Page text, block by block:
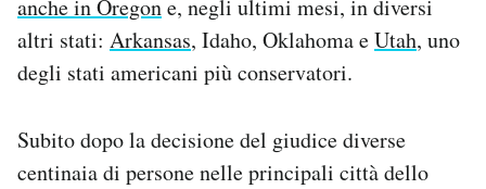
anche in Oregone, negli ultimi mesi, in diversi
altri stati: Arkansas, Idaho, Oklahoma eUtah, uno
degli stati americani più conservatori.
Subito dopo la decisione del giudice diverse
centinaia di persone nelle principali città dello